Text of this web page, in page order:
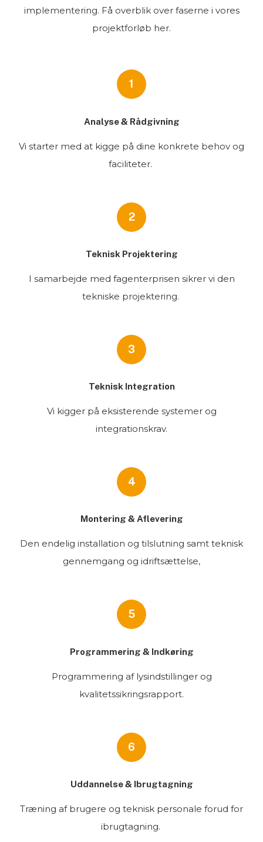
implementering. Få overblik over faserne i vores
projektforløb her.
1
Analyse & Rådgivning
Vi starter med at kigge på dine konkrete behov og
faciliteter.
2
Teknisk Projektering
I samarbejde med fagenterprisen sikrer vi den
tekniske projektering.
3
Teknisk Integration
Vi kigger på eksisterende systemer og
integrationskrav.
4
Montering & Aflevering
Den endelig installation og tilslutning samt teknisk
gennemgang og idriftsættelse,
5
Programmering & Indkøring
Programmering af lysindstillinger og
kvalitetssikringsrapport.
6
Uddannelse & Ibrugtagning
Træning af brugere og teknisk personale forud for
ibrugtagning.